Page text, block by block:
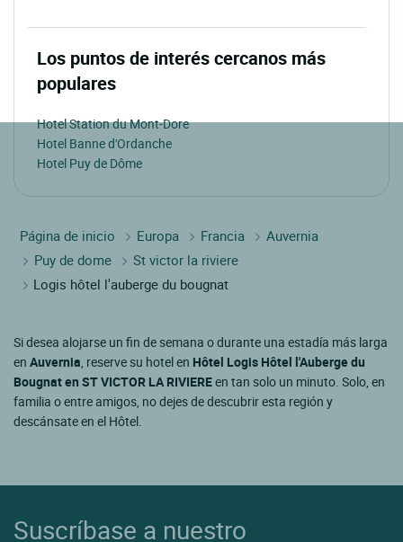
Los puntos de interés cercanos más
populares
Hotel Station du Mont-Dore
Hotel Banne d'Ordanche
Hotel Puy de Dôme
Página de inicio Europa Francia
Auvernia
Puy de dome
St victor la riviere
Logis hôtel l'auberge du bougnat
Si desea alojarse un fin de semana o durante una estadía más larga
en Auvernia, reserve su hotel en Hôtel Logis Hôtel l'Auberge du
Bougnat en ST VICTOR LA RIVIEREen tan solo un minuto. Solo, en
familia o entre amigos, no dejes de descubrir esta región y
descánsate en el Hôtel.
Suscríbase a nuestro